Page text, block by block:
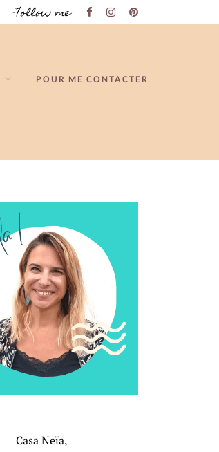
Follow me
POUR ME CONTACTER
Casa Neïa,